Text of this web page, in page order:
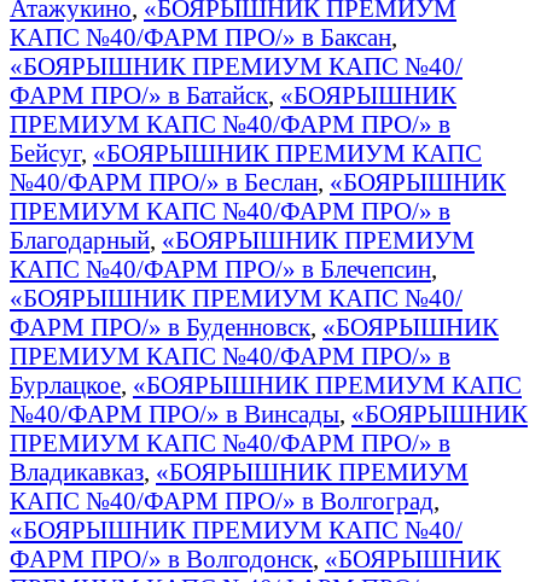
Атажукино, «БОЯРЫШНИК ПРЕМИУМ
КАПС №40/ФАРМ ПРО/» в Баксан,
«БОЯРЫШНИК ПРЕМИУМ КАПС №40/
ФАРМ ПРО/» в Батайск, «БОЯРЫШНИК
ПРЕМИУМ КАПС №40/ФАРМ ПРО/» в
Бейсуг, «БОЯРЫШНИК ПРЕМИУМ КАПС
№40/ФАРМ ПРО/» в Беслан, «БОЯРЫШНИК
ПРЕМИУМ КАПС №40/ФАРМ ПРО/» в
Благодарный, «БОЯРЫШНИК ПРЕМИУМ
КАПС №40/ФАРМ ПРО/» в Блечепсин,
«БОЯРЫШНИК ПРЕМИУМ КАПС №40/
ФАРМ ПРО/» в Буденновск, «БОЯРЫШНИК
ПРЕМИУМ КАПС №40/ФАРМ ПРО/» в
Бурлацкое, «БОЯРЫШНИК ПРЕМИУМ КАПС
№40/ФАРМ ПРО/» в Винсады, «БОЯРЫШНИК
ПРЕМИУМ КАПС №40/ФАРМ ПРО/» в
Владикавказ, «БОЯРЫШНИК ПРЕМИУМ
КАПС №40/ФАРМ ПРО/» в Волгоград,
«БОЯРЫШНИК ПРЕМИУМ КАПС №40/
ФАРМ ПРО/» в Волгодонск, «БОЯРЫШНИК